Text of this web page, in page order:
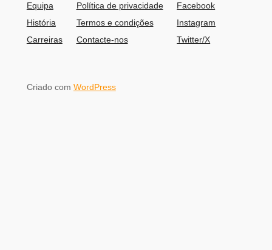
Equipa
História
Carreiras
Política de privacidade
Termos e condições
Contacte-nos
Facebook
Instagram
Twitter/X
Criado com WordPress